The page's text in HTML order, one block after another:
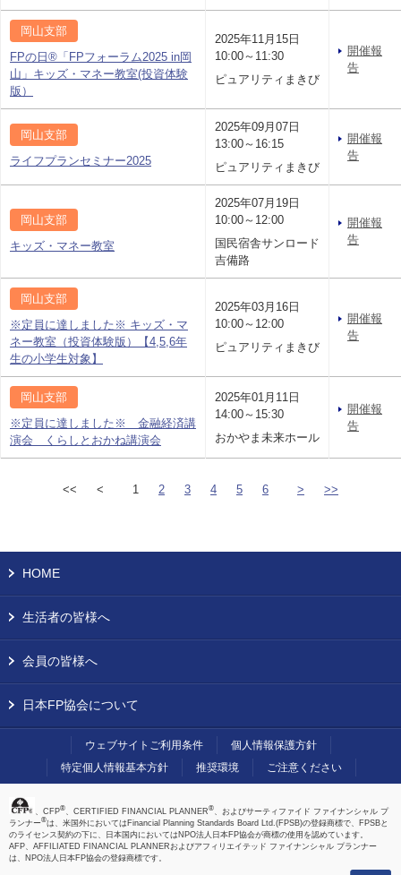
岡山支部
FPの日®「FPフォーラム2025 in岡
山」キッズ・マネー教室(投資体験
版）
2025年11月15日
10:00～11:30
ピュアリティまきび
開催報
告
岡山支部
ライフプランセミナー2025
2025年09月07日
13:00～16:15
ピュアリティまきび
開催報
告
岡山支部
キッズ・マネー教室
2025年07月19日
10:00～12:00
国民宿舎サンロード
吉備路
開催報
告
岡山支部
※定員に達しました※ キッズ・マ
ネー教室（投資体験版）【4,5,6年
生の小学生対象】
2025年03月16日
10:00～12:00
ピュアリティまきび
開催報
告
岡山支部
※定員に達しました※ 金融経済講
演会 くらしとおかね講演会
2025年01月11日
14:00～15:30
おかやま未来ホール
開催報
告
<< < 1 2 3 4 5 6 > >>
HOME
生活者の皆様へ
会員の皆様へ
日本FP協会について
ウェブサイトご利用条件
個人情報保護方針
特定個人情報基本方針
推奨環境 ご注意ください
、CFP®、CERTIFIED FINANCIAL PLANNER®、およびサーティファイド ファイナンシャル プ
ランナー®は、米国外においてはFinancial Planning Standards Board Ltd.(FPSB)の登録商標で、FPSBと
のライセンス契約の下に、日本国内においてはNPO法人日本FP協会が商標の使用を認めています。
AFP、AFFILIATED FINANCIAL PLANNERおよびアフィリエイテッド ファイナンシャル プランナー
は、NPO法人日本FP協会の登録商標です。